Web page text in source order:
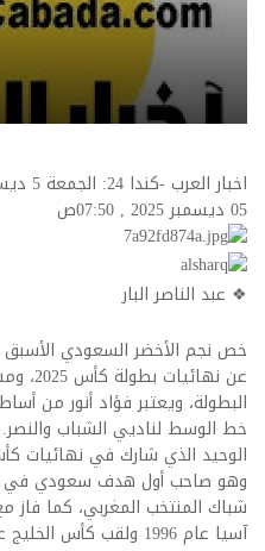
اخبار العرب -كندا 24: الجمعة 5 ديسمبر 2025 12:03 صباحاً رياضة
05 ديسمبر 2025 , 07:50ص
❖ عبد الناصر البار
خص نجم الأخضر السعودي الأسبق
عن
البطولة، ويعتبر فؤاد أنور من
خط الوسط لناديي الشباب
الوحيد الذي شارك في نهائيات
شباك المنتخب المغربي، كما